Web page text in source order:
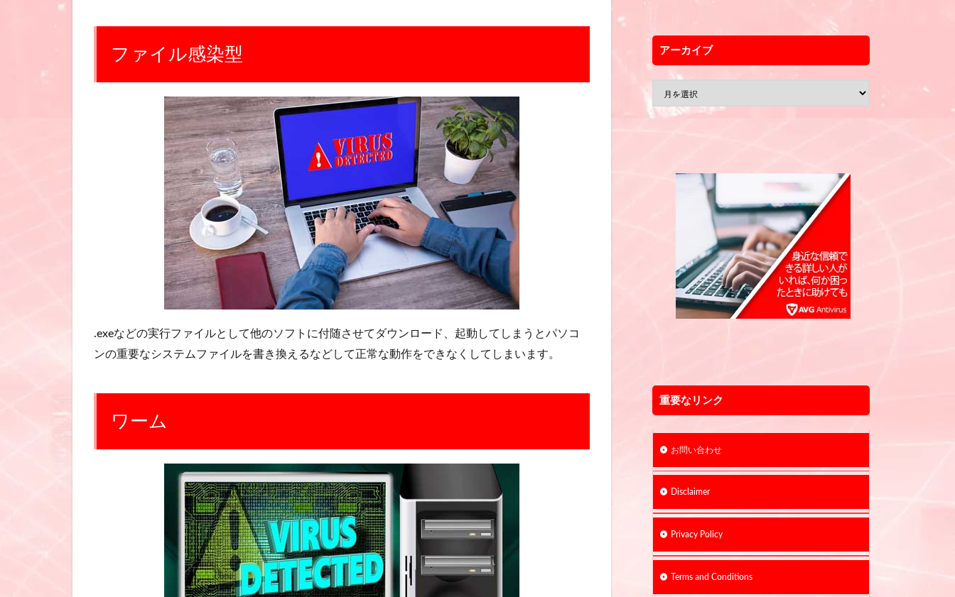
ファイル感染型
.exeなどの実行ファイルとして他のソフトに付随させてダウンロード、起動してしまうとパソコ
ンの重要なシステムファイルを書き換えるなどして正常な動作をできなくしてしまいます。
ワーム
アーカイブ
重要なリンク
お問い合わせ
Disclaimer
Privacy Policy
Terms and Conditions